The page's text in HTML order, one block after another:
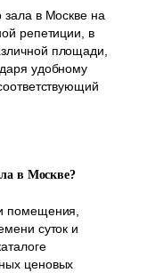
зала в Москве на
репетиции, в
площади,
удобному
в Москве?
помещения,
суток и
ценовых